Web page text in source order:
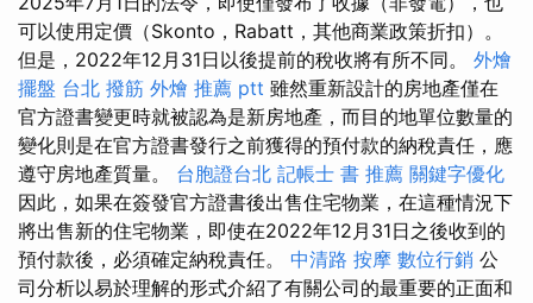
可以使用定價（Skonto，Rabatt，其他商業政策折扣）。
但是，2022年12月31日以後提前的稅收將有所不同。 外燴
擺盤 台北 撥筋 外燴 推薦 ptt 雖然重新設計的房地產僅在
官方證書變更時就被認為是新房地產，而目的地單位數量的
變化則是在官方證書發行之前獲得的預付款的納稅責任，應
遵守房地產質量。 台胞證台北 記帳士 書 推薦 關鍵字優化
因此，如果在簽發官方證書後出售住宅物業，在這種情況下
將出售新的住宅物業，即使在2022年12月31日之後收到的
預付款後，必須確定納稅責任。 中清路 按摩 數位行銷 公
司分析以易於理解的形式介紹了有關公司的最重要的正面和